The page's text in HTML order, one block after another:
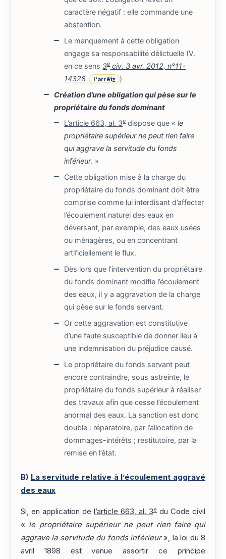
caractère négatif : elle commande une
abstention.
Le manquement à cette obligation
engage sa responsabilité délictuelle (V.
en ce sens 3eciv. 3 avr. 2012, n°11-
14328
l'arrêt▾
)
Création d’une obligation qui pèse sur le
propriétaire du fonds dominant
L’article 663, al. 3edispose que «le
propriétaire supérieur ne peut rien faire
qui aggrave la servitude du fonds
inférieur. »
Cette obligation mise à la charge du
propriétaire du fonds dominant doit être
comprise comme lui interdisant d’affecter
l’écoulement naturel des eaux en
déversant, par exemple, des eaux usées
ou ménagères, ou en concentrant
artificiellement le flux.
Dès lors que l’intervention du propriétaire
du fonds dominant modifie l’écoulement
des eaux, il y a aggravation de la charge
qui pèse sur le fonds servant.
Or cette aggravation est constitutive
d’une faute susceptible de donner lieu à
une indemnisation du préjudice causé.
Le propriétaire du fonds servant peut
encore contraindre, sous astreinte, le
propriétaire du fonds supérieur à réaliser
des travaux afin que cesse l’écoulement
anormal des eaux. La sanction est donc
double : réparatoire, par l’allocation de
dommages-intérêts ; restitutoire, par la
remise en l’état.
B) La servitude relative à l’écoulement aggravé
des eaux
Si, en application de l’article 663, al. 3e du Code civil
« le propriétaire supérieur ne peut rien faire qui
aggrave la servitude du fonds inférieur», la loi du 8
avril 1898 est venue assortir ce principe